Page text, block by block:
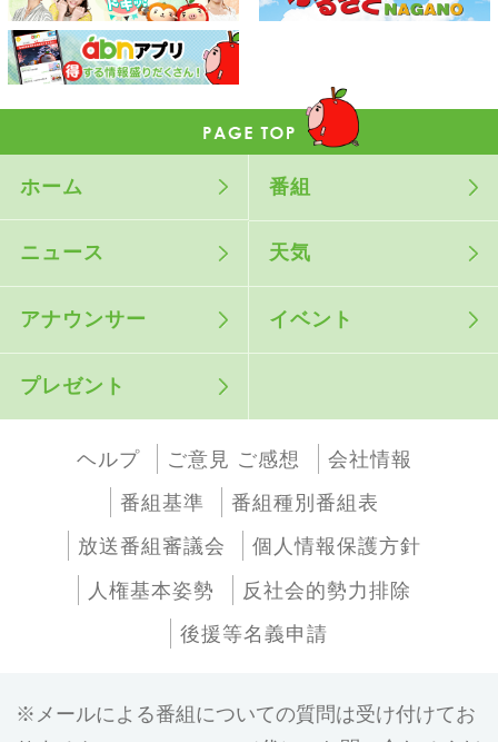
ホーム 番組
ニュース 天気
アナウンサー イベント
プレゼント
ヘルプ ご意見 ご感想
会社情報
番組基準
番組種別番組表
放送番組審議会
個人情報保護方針
人権基本姿勢
反社会的勢力排除
後援等名義申請
メールによる番組についての質問は受け付けてお